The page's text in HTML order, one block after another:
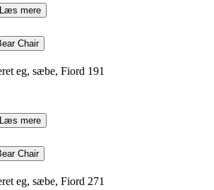
Læs mere
Chair
eg, sæbe, Fiord 191
Læs mere
Chair
eg, sæbe, Fiord 271